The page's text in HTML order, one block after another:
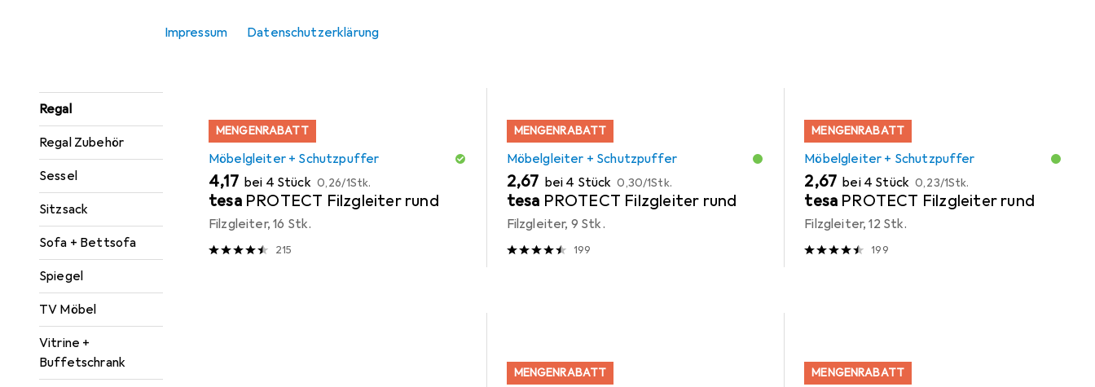
Impressum Datenschutzerklärung
Regal
Regal Zubehör
Sessel
Sitzsack
Sofa + Bettsofa
Spiegel
TV Möbel
Vitrine +
Buffetschrank
MENGENRABATT
Möbelgleiter + Schutzpuffer
EUR
4,17 bei 4 Stück EUR
0,26/1Stk.
tesa PROTECT Filzgleiter rund
Filzgleiter, 16 Stk.
215
MENGENRABATT
Möbelgleiter + Schutzpuffer
EUR
2,67 bei 4 Stück EUR
0,30/1Stk.
tesa PROTECT Filzgleiter rund
Filzgleiter, 9 Stk.
199
MENGENRABATT
Möbelgleiter + Schutzpuffer
EUR
2,67 bei 4 Stück EUR
0,23/1Stk.
tesa PROTECT Filzgleiter rund
Filzgleiter, 12 Stk.
199
MENGENRABATT MENGENRABATT